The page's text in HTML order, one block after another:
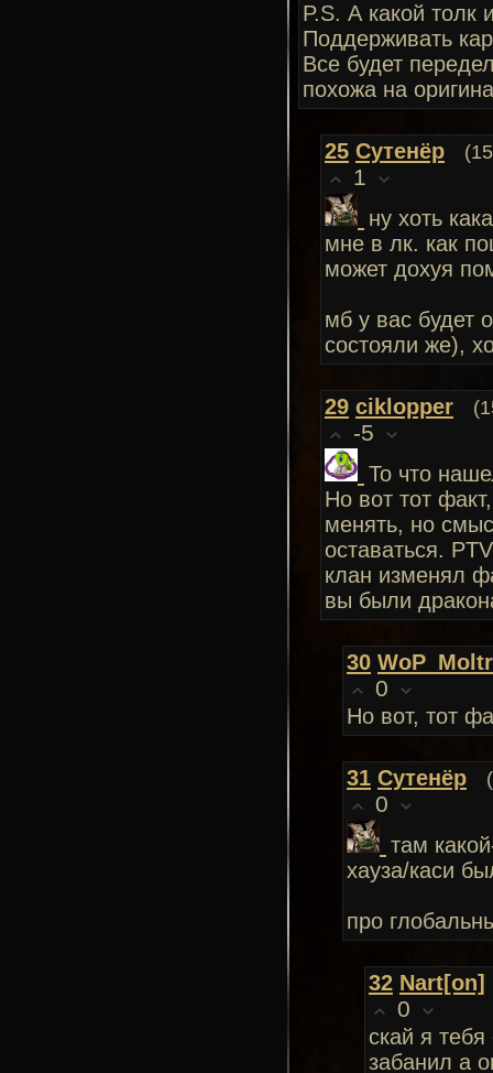
P.S. А какой толк
Поддерживать
Все будет
похожа на
25 Сутенёр
1
ну хоть
мне в лк. как
может дохуя
мб у вас будет
состояли же),
29 ciklopper
-5
То что
Но вот тот
менять, но
оставаться.
клан изменял
вы были
30
0
Но вот, тот
31 Сутенёр
0
там
хауза/каси
про
32 Nart[on]
0
скай я
забанил а